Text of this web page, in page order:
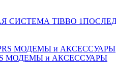
СИСТЕМА TIBBO 1
МОДЕМЫ и АКСЕССУАРЫ